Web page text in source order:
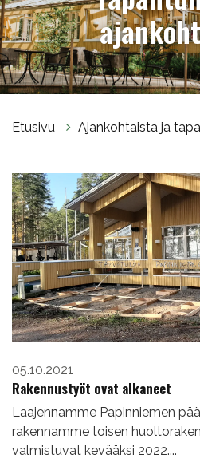
Etusivu Ajankohtaista ja
05.10.2021
Rakennustyöt ovat alkaneet
Laajennamme Papinniemen
rakennamme toisen
valmistuvat kevääksi 2022....